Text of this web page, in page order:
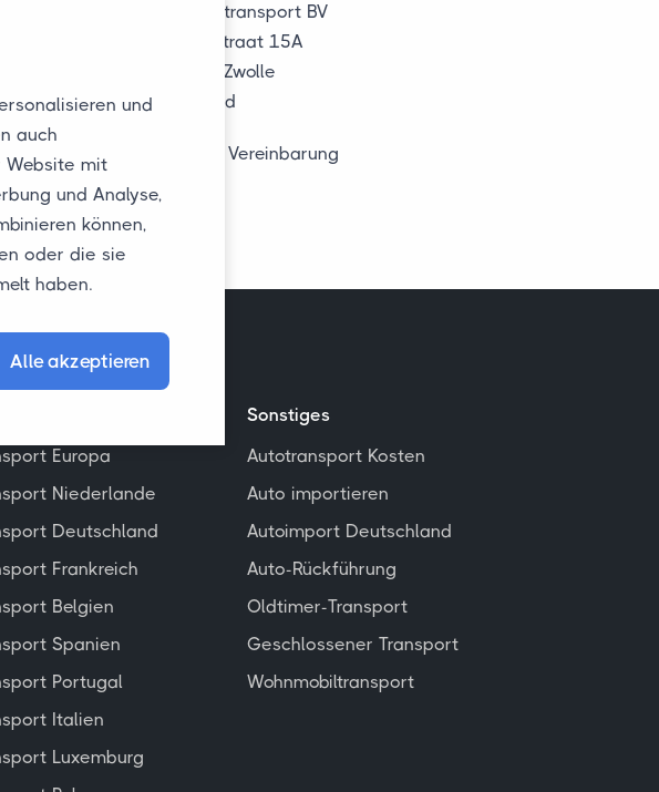
JUR Autotransport BV
Marconistraat 15A
8013 PK Zwolle
Nederland
Nur nach Vereinbarung
Europa
Niederlande
Deutschland
Frankreich
Belgien
Spanien
Portugal
Italien
Luxemburg
Sonstiges
Autotransport Kosten
Auto importieren
Autoimport Deutschland
Auto-Rückführung
Oldtimer-Transport
Geschlossener Transport
Wohnmobiltransport
und
auch
Website mit
und Analyse,
können,
oder die sie
haben.
Alle akzeptieren